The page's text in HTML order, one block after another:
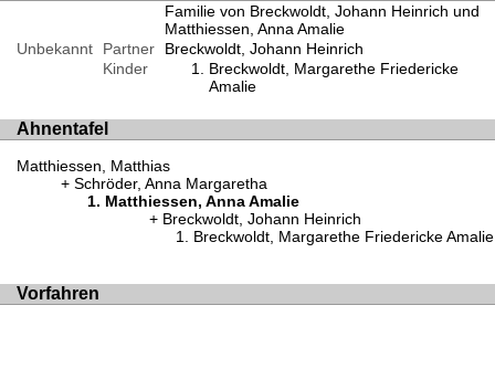
Familie von Breckwoldt, Johann Heinrich und
Matthiessen, Anna Amalie
Unbekannt
Partner
Breckwoldt, Johann Heinrich
Kinder
Breckwoldt, Margarethe Friedericke
Amalie
Ahnentafel
Matthiessen, Matthias
Schröder, Anna Margaretha
Matthiessen, Anna Amalie
Breckwoldt, Johann Heinrich
Breckwoldt, Margarethe Friedericke Amalie
Vorfahren